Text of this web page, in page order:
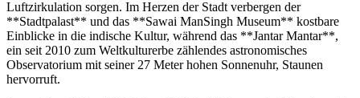
Luftzirkulation sorgen. Im Herzen der Stadt verbergen der
**Stadtpalast** und das **Sawai ManSingh Museum** kostbare
Einblicke in die indische Kultur, während das **Jantar Mantar**,
ein seit 2010 zum Weltkulturerbe zählendes astronomisches
Observatorium mit seiner 27 Meter hohen Sonnenuhr, Staunen
hervorruft.